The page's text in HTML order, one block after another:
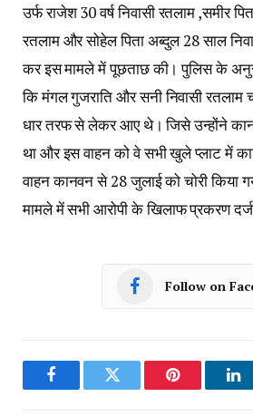
उर्फ राजेश 30 वर्ष निवासी रतलाम ,समीर
रतलाम और सोहेल पिता अब्दुल 28 साल
कर इस मामले में पूछताछ की। पुलिस के
कि मंगल गुजराति और सनी निवासी रतलाम
धार तरफ से लेकर आए थे। जिसे उन्होंने
था और इस वाहन को वे सभी खुले प्लाट में
वाहन कानवन से 28 जुलाई को चोरी किया
मामले में सभी आरोपी के खिलाफ प्रकरण
Follow on
FacebookTwitter Pinterest